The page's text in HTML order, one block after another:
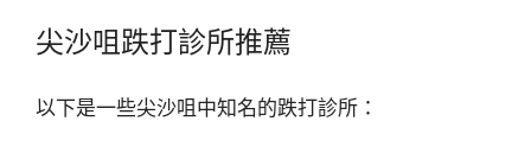
尖沙咀跌打診所推薦
以下是一些尖沙咀中知名的跌打診所：